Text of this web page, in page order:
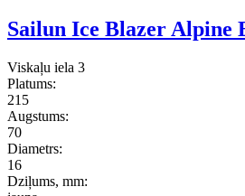
Sailun Ice Blazer Alpine
Viskaļu iela 3
Platums:
215
Augstums:
70
Diametrs:
16
Dziļums, mm: